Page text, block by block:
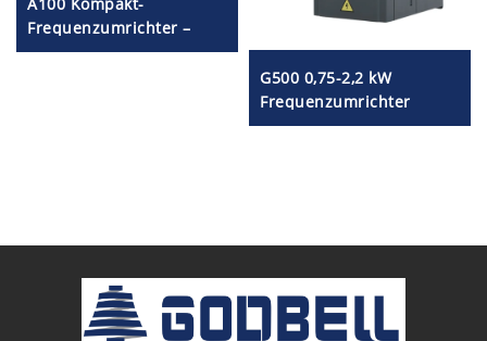
Frequenzumrichter –
weiß
G500 0,75-2,2 kW
Frequenzumrichter